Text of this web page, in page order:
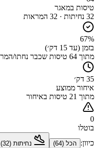
טיסות במאגר
32 נחיתות · 32 המראות
67%
בזמן (עד 15 דק׳)
מתוך 64 טיסות שכבר נחתו/המריאו
35 דק׳
איחור ממוצע
מתוך 21 טיסות באיחור
0
בוטלו
כיוון: הכל (64
) נחיתות (32
)